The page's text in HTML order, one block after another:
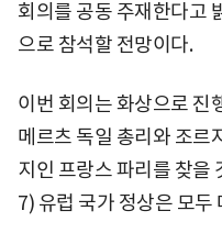
회의를 공동 주재한다고
으로 참석할 전망이다.
이번 회의는 화상으로 진
메르츠 독일 총리와 조르
지인 프랑스 파리를 찾을
7) 유럽 국가 정상은 모